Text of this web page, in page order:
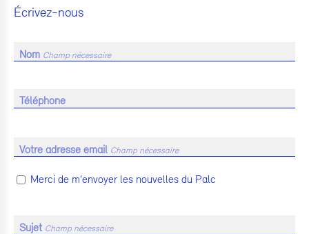
Écrivez-nous
Nom Champ nécessaire
Téléphone
Votre adresse email Champ nécessaire
Merci de m’envoyer les nouvelles du Palc
Sujet Champ nécessaire